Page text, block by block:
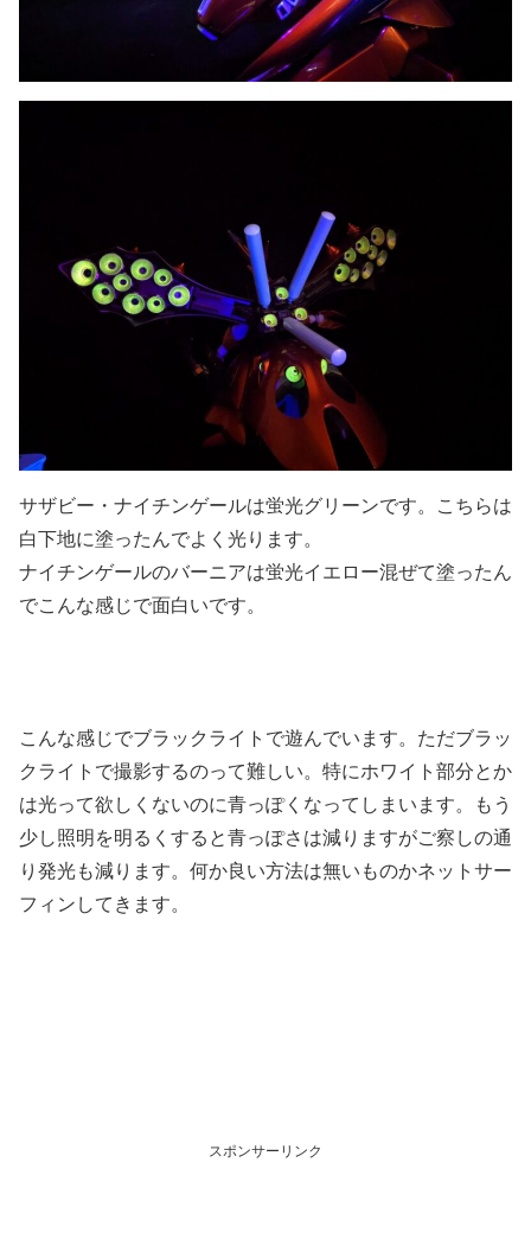
サザビー・ナイチンゲールは蛍光グリーンです。こちらは
白下地に塗ったんでよく光ります。
ナイチンゲールのバーニアは蛍光イエロー混ぜて塗ったん
でこんな感じで面白いです。
こんな感じでブラックライトで遊んでいます。ただブラッ
クライトで撮影するのって難しい。特にホワイト部分とか
は光って欲しくないのに青っぽくなってしまいます。もう
少し照明を明るくすると青っぽさは減りますがご察しの通
り発光も減ります。何か良い方法は無いものかネットサー
フィンしてきます。
スポンサーリンク